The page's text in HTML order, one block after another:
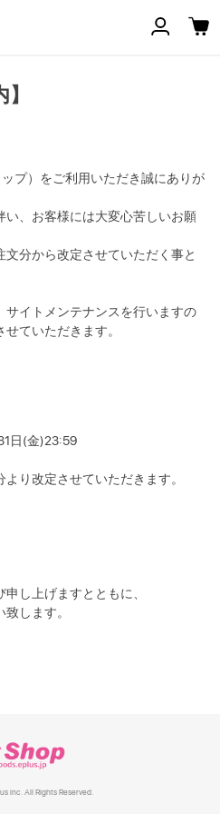
プ）をご利用いただき誠にありが
、お客様には大変心苦しいお願
分から改定させていただく事と
イトメンテナンスを行いますの
ていただきます。
日(金)23:59
り改定させていただきます。
し上げますとともに、
します。
inc. All Rights Reserved.